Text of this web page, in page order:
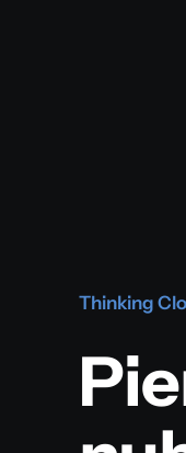
Thinking